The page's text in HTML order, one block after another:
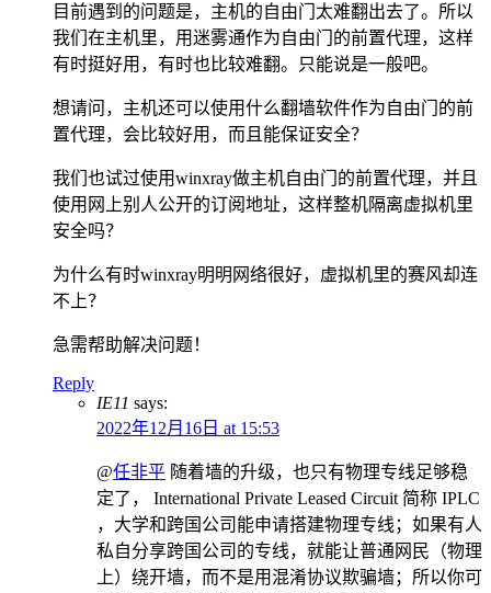
目前遇到的问题是，主机的自由门太难翻出去了。所以
我们在主机里，用迷雾通作为自由门的前置代理，这样
有时挺好用，有时也比较难翻。只能说是一般吧。
想请问，主机还可以使用什么翻墙软件作为自由门的前
置代理，会比较好用，而且能保证安全？
我们也试过使用winxray做主机自由门的前置代理，并且
使用网上别人公开的订阅地址，这样整机隔离虚拟机里
安全吗？
为什么有时winxray明明网络很好，虚拟机里的赛风却连
不上？
急需帮助解决问题！
Reply
IE11 says:
2022年12月16日 at 15:53
@任非平 随着墙的升级，也只有物理专线足够稳
定了， International Private Leased Circuit 简称 IPLC
，大学和跨国公司能申请搭建物理专线；如果有人
私自分享跨国公司的专线，就能让普通网民（物理
上）绕开墙，而不是用混淆协议欺骗墙；所以你可